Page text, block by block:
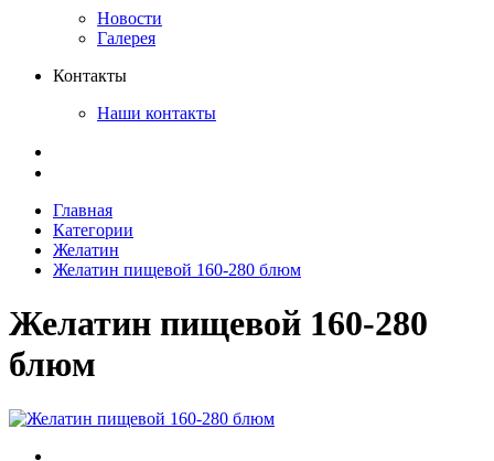
Новости
Галерея
Контакты
Наши контакты
Главная
Категории
Желатин
Желатин пищевой 160-280 блюм
Желатин пищевой 160-280
блюм